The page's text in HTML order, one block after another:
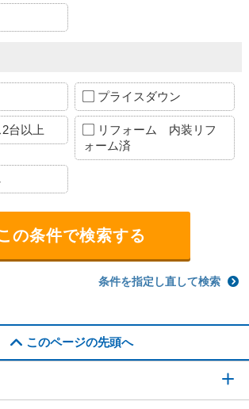
プライスダウン
台以上
リフォーム 内装リフ
ォーム済
条件を指定し直して検索
このページの先頭へ